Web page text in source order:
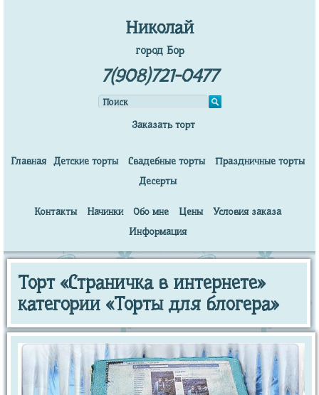
Николай
город Бор
7(908)721-0477
Заказать торт
Главная Детские торты Свадебные торты
Праздничные торты
Десерты
Контакты Начинки Обо мне Цены
Условия заказа
Информация
Торт «Страничка в интернете»
категории «Торты для блогера»